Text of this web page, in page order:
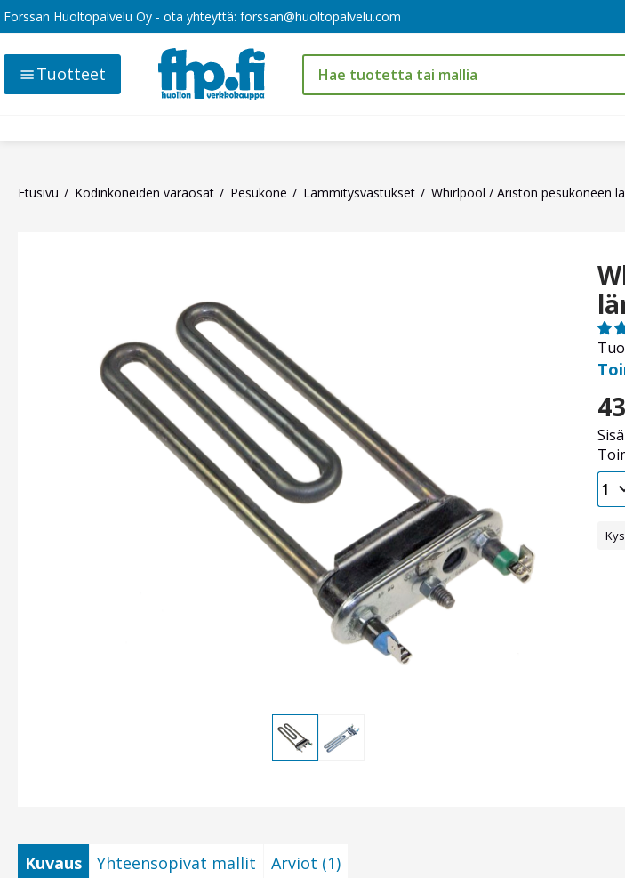
Forssan Huoltopalvelu Oy - ota yhteyttä: forssan@huoltopalvelu.com
Tuotteet
Etusivu Kodinkoneiden varaosat Pesukone Lämmitysvastukset Whirlpool / Ariston pesukoneen
Kuvaus Yhteensopivat mallit Arviot (1)